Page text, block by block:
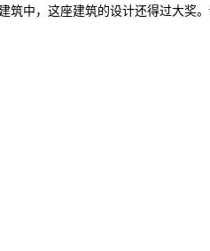
中，这座建筑的设计还得过大奖